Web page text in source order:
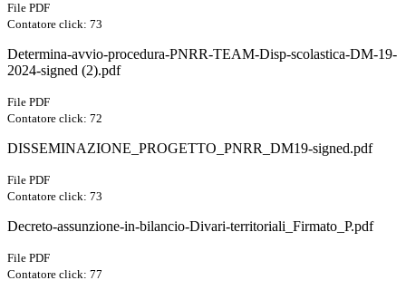
File PDF
Contatore click: 73
Determina-avvio-procedura-PNRR-TEAM-Disp-scolastica-DM-19-
2024-signed (2).pdf
File PDF
Contatore click: 72
DISSEMINAZIONE_PROGETTO_PNRR_DM19-signed.pdf
File PDF
Contatore click: 73
Decreto-assunzione-in-bilancio-Divari-territoriali_Firmato_P.pdf
File PDF
Contatore click: 77